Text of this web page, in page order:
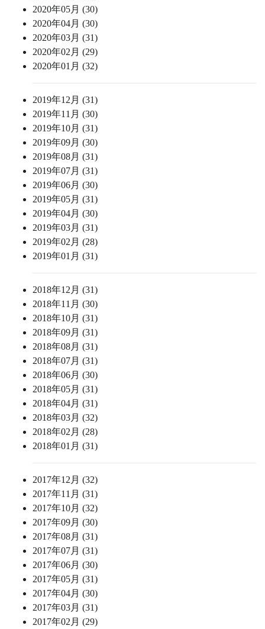
2020年05月 (30)
2020年04月 (30)
2020年03月 (31)
2020年02月 (29)
2020年01月 (32)
2019年12月 (31)
2019年11月 (30)
2019年10月 (31)
2019年09月 (30)
2019年08月 (31)
2019年07月 (31)
2019年06月 (30)
2019年05月 (31)
2019年04月 (30)
2019年03月 (31)
2019年02月 (28)
2019年01月 (31)
2018年12月 (31)
2018年11月 (30)
2018年10月 (31)
2018年09月 (31)
2018年08月 (31)
2018年07月 (31)
2018年06月 (30)
2018年05月 (31)
2018年04月 (31)
2018年03月 (32)
2018年02月 (28)
2018年01月 (31)
2017年12月 (32)
2017年11月 (31)
2017年10月 (32)
2017年09月 (30)
2017年08月 (31)
2017年07月 (31)
2017年06月 (30)
2017年05月 (31)
2017年04月 (30)
2017年03月 (31)
2017年02月 (29)